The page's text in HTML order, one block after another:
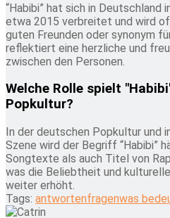
“Habibi” hat sich in Deutschland
etwa 2015 verbreitet und wird
guten Freunden oder synonym
reflektiert eine herzliche und
zwischen den Personen.
Welche Rolle spielt
Popkultur?
In der deutschen Popkultur und
Szene wird der Begriff “Habibi”
Songtexte als auch Titel von
was die Beliebtheit und
weiter erhöht.
Tags: antwortenfragenwas